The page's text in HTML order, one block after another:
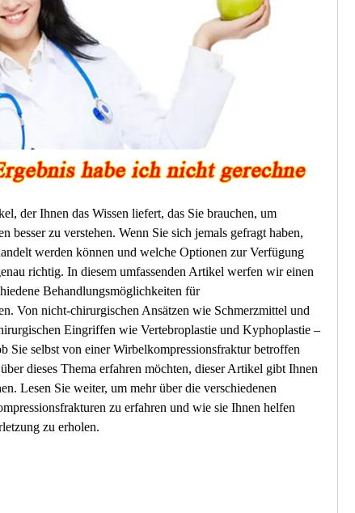
der Ihnen das Wissen liefert, das Sie brauchen, um
besser zu verstehen. Wenn Sie sich jemals gefragt haben,
werden können und welche Optionen zur Verfügung
richtig. In diesem umfassenden Artikel werfen wir einen
Behandlungsmöglichkeiten für
Von nicht-chirurgischen Ansätzen wie Schmerzmittel und
Eingriffen wie Vertebroplastie und Kyphoplastie –
Sie selbst von einer Wirbelkompressionsfraktur betroffen
dieses Thema erfahren möchten, dieser Artikel gibt Ihnen
Lesen Sie weiter, um mehr über die verschiedenen
zu erfahren und wie sie Ihnen helfen
zu erholen.